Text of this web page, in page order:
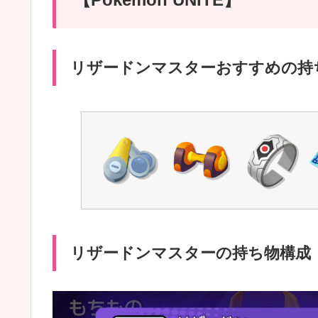
リザードンマスターおすすめの持
リザードンマスターの持ち物構成